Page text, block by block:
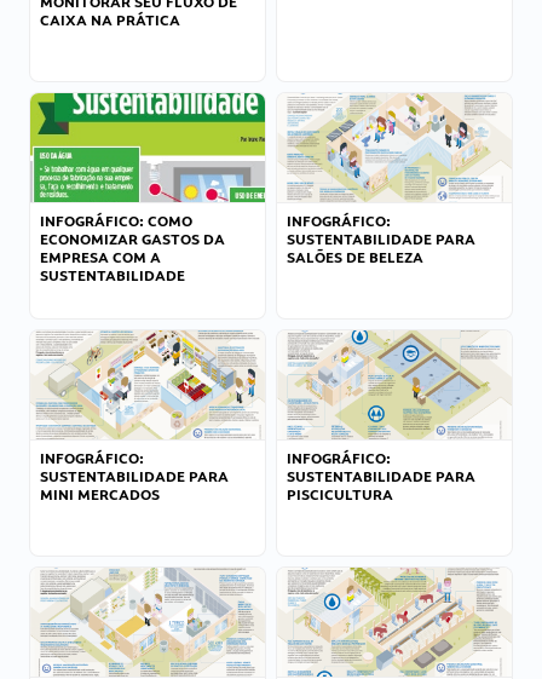
CAIXA NA PRÁTICA
INFOGRÁFICO: COMO
ECONOMIZAR GASTOS DA
EMPRESA COM A
SUSTENTABILIDADE
INFOGRÁFICO:
SUSTENTABILIDADE PARA
SALÕES DE BELEZA
INFOGRÁFICO:
SUSTENTABILIDADE PARA
MINI MERCADOS
INFOGRÁFICO:
SUSTENTABILIDADE PARA
PISCICULTURA